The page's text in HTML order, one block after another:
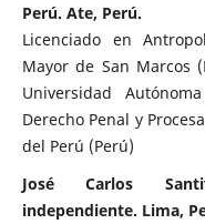
Perú. Ate, Perú.
Licenciado en
Mayor de San Marcos
Universidad
Derecho Penal y
del Perú (Perú)
José Carlos
independiente. Lima,